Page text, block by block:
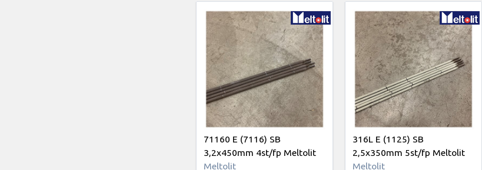
71160 E (7116) SB
3,2x450mm 4st/fp Meltolit
Meltolit
316L E (1125) SB
2,5x350mm 5st/fp Meltolit
Meltolit